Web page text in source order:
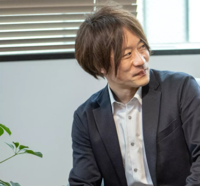
クオンツ 広報担当
株式会社クオンツ /